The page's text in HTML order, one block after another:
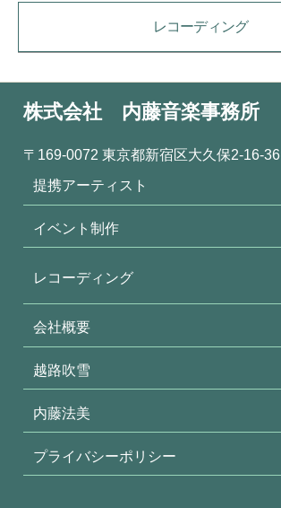
レコーディング
株式会社 内藤音楽事務所
〒169-0072 東京都新宿区大久保2-16-36
提携アーティスト
イベント制作
レコーディング
会社概要
越路吹雪
内藤法美
プライバシーポリシー